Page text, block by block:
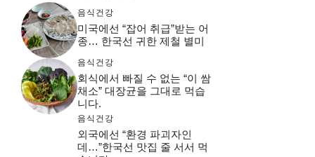
음식건강
미국에선 “잡어 취급”받는 어
종… 한국선 귀한 제철 별미
음식건강
회식에서 빠질 수 없는 “이 쌈
채소” 대장균을 그대로 먹습
니다.
음식건강
외국에선 “환경 파괴자인
데…”한국선 맛집 줄 서서 먹